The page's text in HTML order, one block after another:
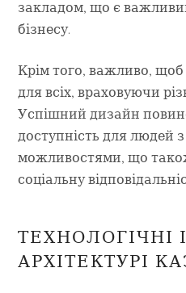
закладом, що є
бізнесу.
Крім того, важливо, щоб
для всіх, враховуючи
Успішний дизайн
доступність для людей
можливостями, що
соціальну
ТЕХНОЛОГІЧНІ
АРХІТЕКТУРІ